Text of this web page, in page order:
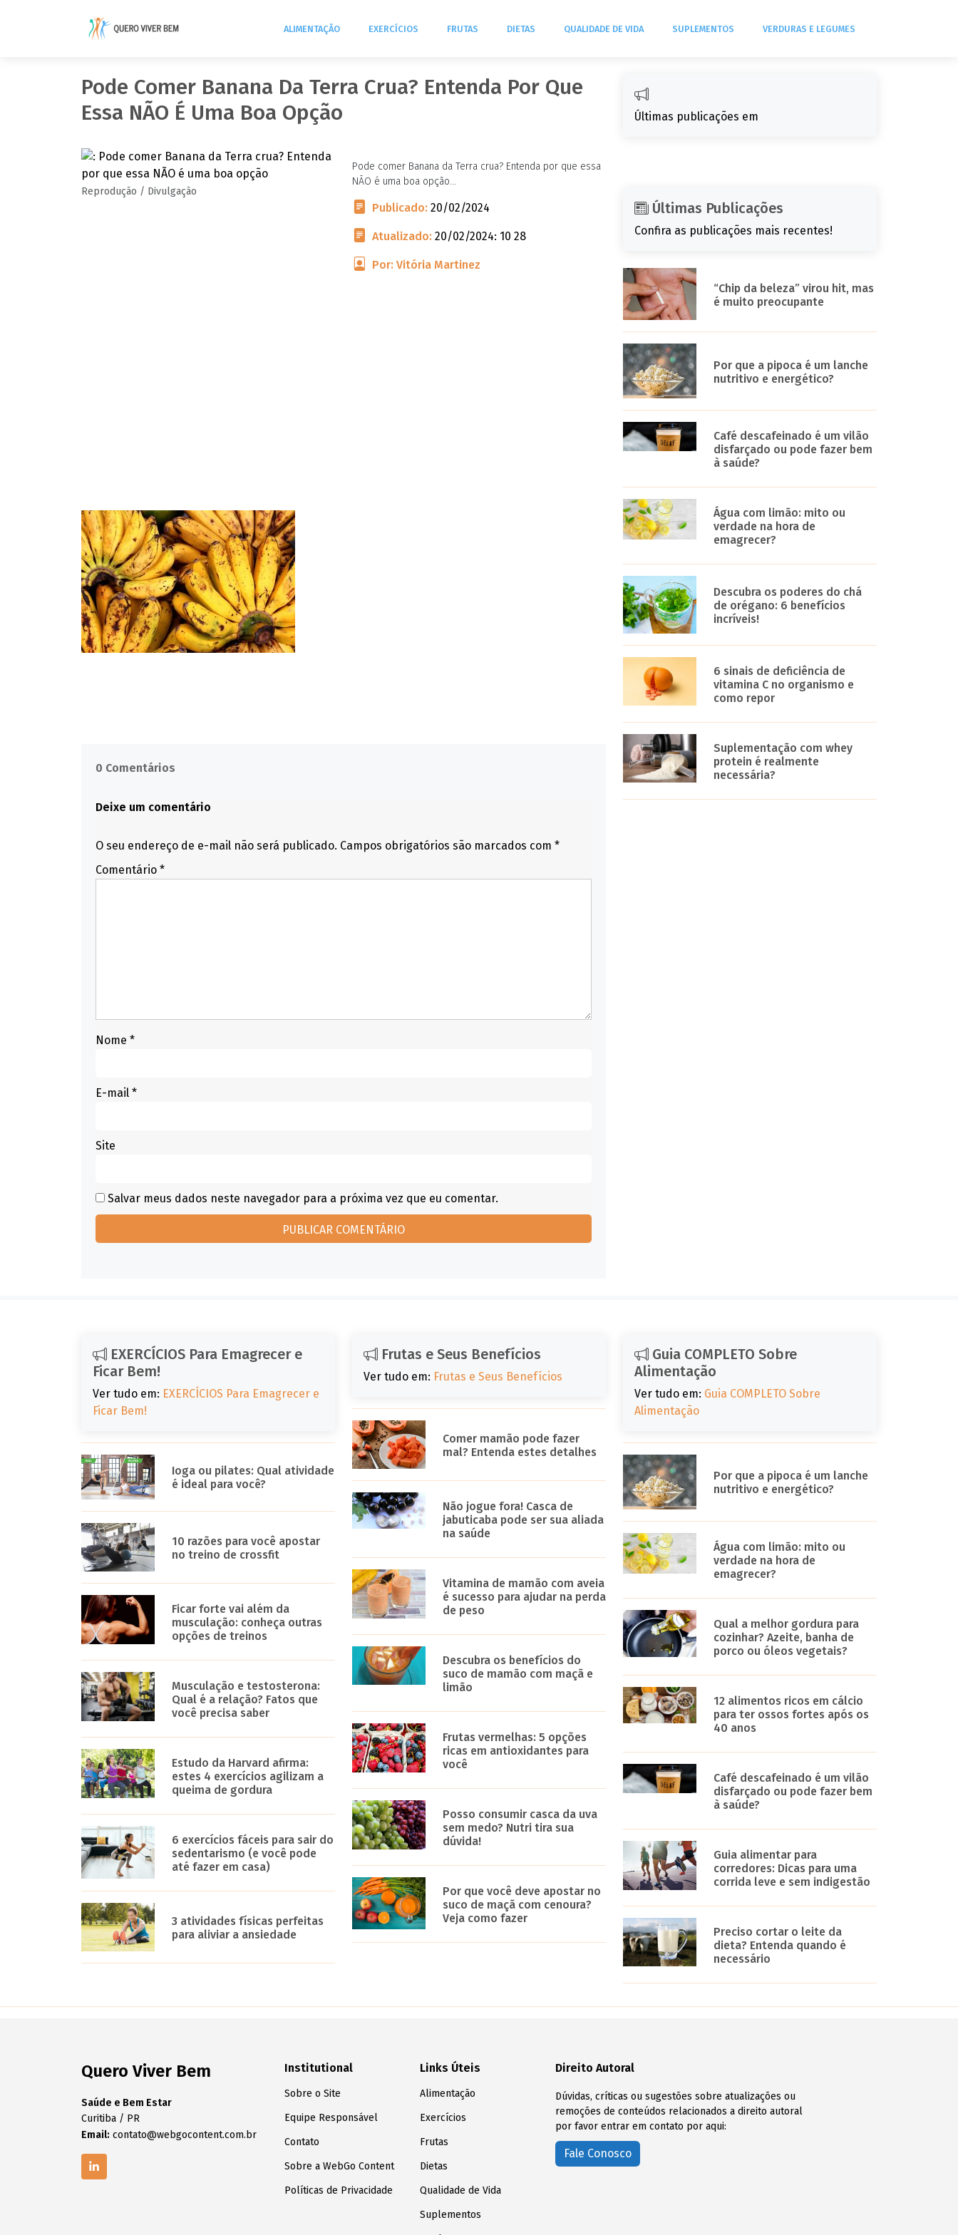
ALIMENTAÇÃO EXERCÍCIOS FRUTAS DIETAS QUALIDADE DE VIDA SUPLEMENTOS VERDURAS E LEGUMES
Pode Comer Banana Da Terra Crua? Entenda Por Que
Essa NÃO É Uma Boa Opção
Reprodução / Divulgação
Pode comer Banana da Terra crua? Entenda por que essa
NÃO é uma boa opção...
Publicado: 20/02/2024
Atualizado: 20/02/2024: 10 28
Por: Vitória Martinez
0 Comentários
Deixe um comentário
O seu endereço de e-mail não será publicado. Campos obrigatórios são marcados com *
Comentário *
Nome *
E-mail *
Site
Salvar meus dados neste navegador para a próxima vez que eu comentar.
Últimas publicações em
Últimas Publicações
Confira as publicações mais recentes!
“Chip da beleza” virou hit, mas
é muito preocupante
Por que a pipoca é um lanche
nutritivo e energético?
Café descafeinado é um vilão
disfarçado ou pode fazer bem
à saúde?
Água com limão: mito ou
verdade na hora de
emagrecer?
Descubra os poderes do chá
de orégano: 6 benefícios
incríveis!
6 sinais de deficiência de
vitamina C no organismo e
como repor
Suplementação com whey
protein é realmente
necessária?
EXERCÍCIOS Para Emagrecer e
Ficar Bem!
Ver tudo em: EXERCÍCIOS Para Emagrecer e
Ficar Bem!
Ioga ou pilates: Qual atividade
é ideal para você?
10 razões para você apostar
no treino de crossfit
Ficar forte vai além da
musculação: conheça outras
opções de treinos
Musculação e testosterona:
Qual é a relação? Fatos que
você precisa saber
Estudo da Harvard afirma:
estes 4 exercícios agilizam a
queima de gordura
6 exercícios fáceis para sair do
sedentarismo (e você pode
até fazer em casa)
3 atividades físicas perfeitas
para aliviar a ansiedade
Frutas e Seus Benefícios
Ver tudo em: Frutas e Seus Benefícios
Comer mamão pode fazer
mal? Entenda estes detalhes
Não jogue fora! Casca de
jabuticaba pode ser sua aliada
na saúde
Vitamina de mamão com aveia
é sucesso para ajudar na perda
de peso
Descubra os benefícios do
suco de mamão com maçã e
limão
Frutas vermelhas: 5 opções
ricas em antioxidantes para
você
Posso consumir casca da uva
sem medo? Nutri tira sua
dúvida!
Por que você deve apostar no
suco de maçã com cenoura?
Veja como fazer
Guia COMPLETO Sobre
Alimentação
Ver tudo em: Guia COMPLETO Sobre
Alimentação
Por que a pipoca é um lanche
nutritivo e energético?
Água com limão: mito ou
verdade na hora de
emagrecer?
Qual a melhor gordura para
cozinhar? Azeite, banha de
porco ou óleos vegetais?
12 alimentos ricos em cálcio
para ter ossos fortes após os
40 anos
Café descafeinado é um vilão
disfarçado ou pode fazer bem
à saúde?
Guia alimentar para
corredores: Dicas para uma
corrida leve e sem indigestão
Preciso cortar o leite da
dieta? Entenda quando é
necessário
Quero Viver Bem
Saúde e Bem Estar
Curitiba / PR
Email: contato@webgocontent.com.br
Institutional
Sobre o Site
Equipe Responsável
Contato
Sobre a WebGo Content
Políticas de Privacidade
Links Úteis
Alimentação
Exercícios
Frutas
Dietas
Qualidade de Vida
Suplementos
Direito Autoral
Dúvidas, críticas ou sugestões sobre atualizações ou
remoções de conteúdos relacionados a direito autoral
por favor entrar em contato por aqui:
Fale Conosco